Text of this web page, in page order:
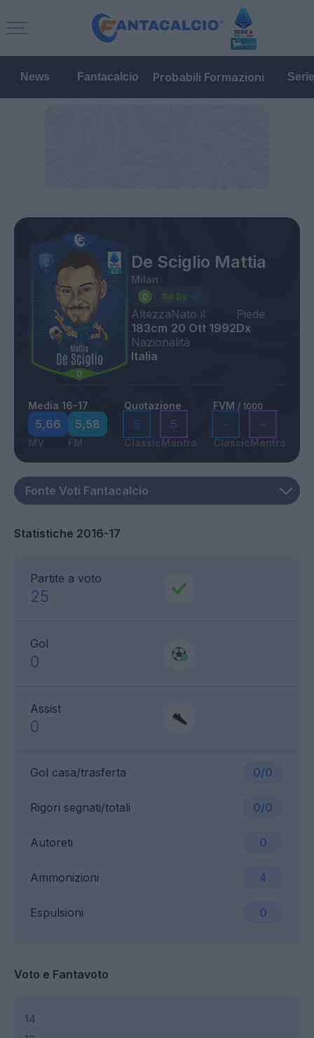
News Fantacalcio Probabili Formazioni
De Sciglio Mattia
Milan
Altezza
183cm
Nato il
20 Ott 1992
Piede
Dx
Nazionalità
Italia
Media 16-17
5,66
MV
5,58
FM
Quotazione
5
Classic
5
Mantra
FVM / 1000
-
Classic
-
Mantra
Statistiche 2016-17
Partite a voto
25
Gol
0
Assist
0
Gol casa/trasferta 0/0
Ammonizioni 4
Rigori segnati/totali 0/0
Espulsioni 0
Autoreti 0
Voto e Fantavoto